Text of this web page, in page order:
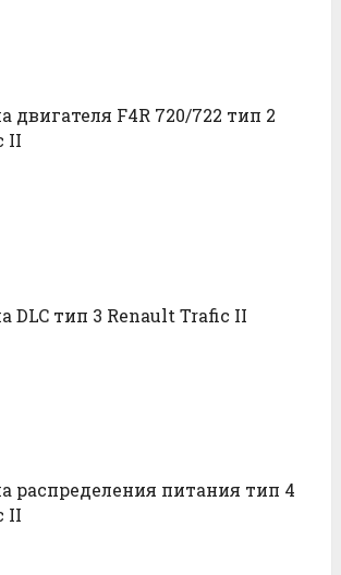
двигателя F4R 720/722 тип 2
II
DLC тип 3 Renault Trafic II
распределения питания тип 4
II